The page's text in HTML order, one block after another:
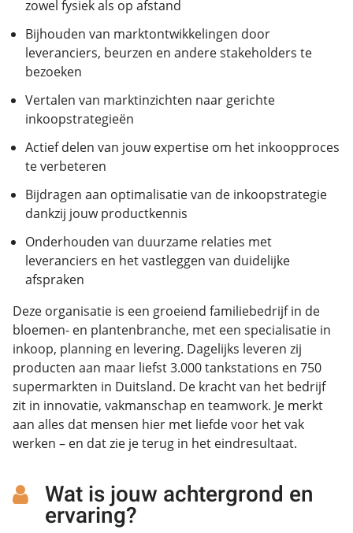
zowel fysiek als op afstand
Bijhouden van marktontwikkelingen door
leveranciers, beurzen en andere stakeholders te
bezoeken
Vertalen van marktinzichten naar gerichte
inkoopstrategieën
Actief delen van jouw expertise om het inkoopproces
te verbeteren
Bijdragen aan optimalisatie van de inkoopstrategie
dankzij jouw productkennis
Onderhouden van duurzame relaties met
leveranciers en het vastleggen van duidelijke
afspraken
Deze organisatie is een groeiend familiebedrijf in de
bloemen- en plantenbranche, met een specialisatie in
inkoop, planning en levering. Dagelijks leveren zij
producten aan maar liefst 3.000 tankstations en 750
supermarkten in Duitsland. De kracht van het bedrijf
zit in innovatie, vakmanschap en teamwork. Je merkt
aan alles dat mensen hier met liefde voor het vak
werken – en dat zie je terug in het eindresultaat.
Wat is jouw achtergrond en
ervaring?